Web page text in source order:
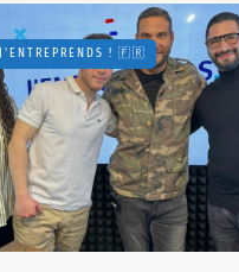
J'ENTREPRENDS ! 🇫🇷